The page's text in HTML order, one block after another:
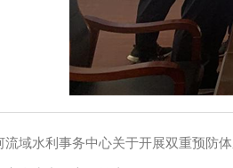
流域水利事务中心关于开展双重预防